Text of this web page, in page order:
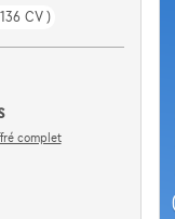
CV )
complet